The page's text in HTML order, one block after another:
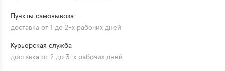
Пункты самовывоза
доставка от 1 до 2-х рабочих дней
Курьерская служба
доставка от 2 до 3-х рабочих дней